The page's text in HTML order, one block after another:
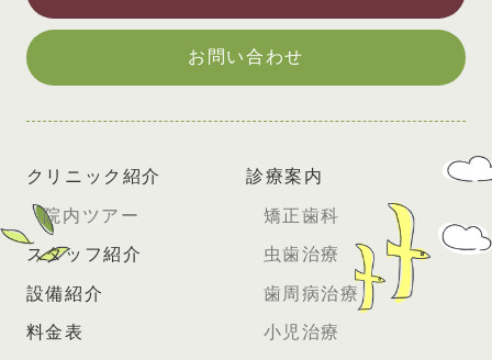
お問い合わせ
クリニック紹介
院内ツアー
スタッフ紹介
設備紹介
料金表
診療案内
矯正歯科
虫歯治療
歯周病治療
小児治療